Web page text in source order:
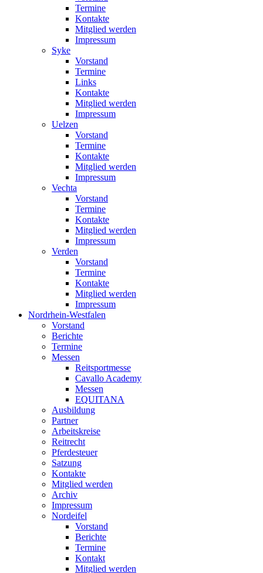
Termine
Kontakte
Mitglied werden
Impressum
Syke
Vorstand
Termine
Links
Kontakte
Mitglied werden
Impressum
Uelzen
Vorstand
Termine
Kontakte
Mitglied werden
Impressum
Vechta
Vorstand
Termine
Kontakte
Mitglied werden
Impressum
Verden
Vorstand
Termine
Kontakte
Mitglied werden
Impressum
Nordrhein-Westfalen
Vorstand
Berichte
Termine
Messen
Reitsportmesse
Cavallo Academy
Messen
EQUITANA
Ausbildung
Partner
Arbeitskreise
Reitrecht
Pferdesteuer
Satzung
Kontakte
Mitglied werden
Archiv
Impressum
Nordeifel
Vorstand
Berichte
Termine
Kontakt
Mitglied werden